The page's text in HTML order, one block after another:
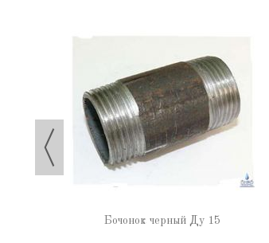
Бочонок черный Ду 15